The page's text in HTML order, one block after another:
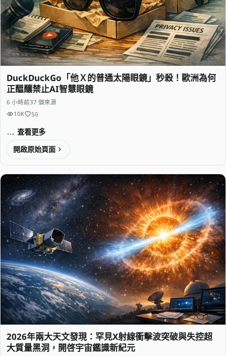
DuckDuckGo「他Ｘ的普通太陽眼鏡」秒殺！歐洲為何
正醞釀禁止AI智慧眼鏡
6 小時前37 個來源
10K
50
查看更多
開啟原始頁面
2026年兩大天文發現：罕見X射線衝擊波突破與失控超
大質量黑洞，開啓宇宙鑑識新紀元